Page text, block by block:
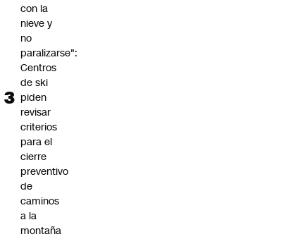
con la
nieve y
no
paralizarse":
Centros
de ski
piden
revisar
criterios
para el
cierre
preventivo
de
caminos
a la
montaña